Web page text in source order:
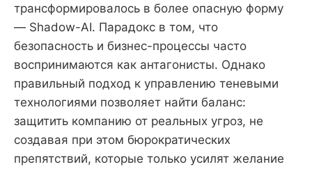
трансформировалось в более опасную форму
— Shadow-AI. Парадокс в том, что
безопасность и бизнес-процессы часто
воспринимаются как антагонисты. Однако
правильный подход к управлению теневыми
технологиями позволяет найти баланс:
защитить компанию от реальных угроз, не
создавая при этом бюрократических
препятствий, которые только усилят желание